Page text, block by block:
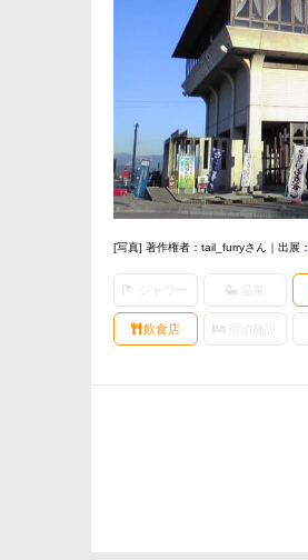
[写真] 著作権者：tail_furryさん｜出展：
飲食店 宿泊施設